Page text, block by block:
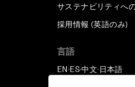
サステナビリティへ
採用情報 (英語のみ)
言語
EN ▪ ES▪中文▪ 日本語